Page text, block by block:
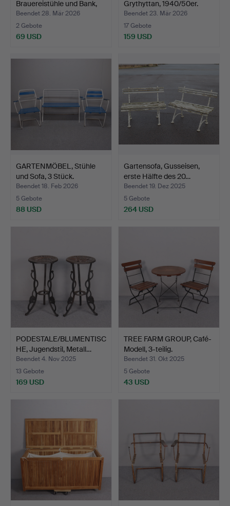
Brauereistühle und Bank,
Schm…
Beendet 28. Mär 2026
2 Gebote
69 USD
Grythyttan, 1940/50er.
Beendet 23. Mär 2026
17 Gebote
159 USD
GARTENMÖBEL, Stühle
und Sofa, 3 Stück.
Beendet 18. Feb 2026
5 Gebote
88 USD
Gartensofa, Gusseisen,
erste Hälfte des 20…
Beendet 19. Dez 2025
5 Gebote
264 USD
PODESTALE/BLUMENTISC
HE, Jugendstil, Metall…
Beendet 4. Nov 2025
13 Gebote
169 USD
TREE FARM GROUP, Café-
Modell, 3-teilig.
Beendet 31. Okt 2025
5 Gebote
43 USD